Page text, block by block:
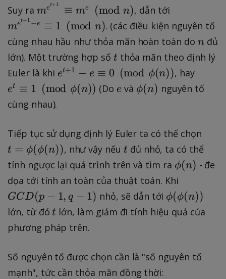
p
m
o
d
{
n
}
Suy ra m
^
{
e
^
{
+
}
\
e
q
ui
v
m
^
\
p
met+1 ≡ me (mod n), dẫn tới
^
{
e
^
{
t
}-
e
}
\
e
q
ui
v
p
met+1 −e ≡ 1 (mod n). (các điều kiện nguyên tố
cùng nhau hầu như thỏa mãn hoàn toàn do n
nđủ
lớn). Một trường hợp số t
t thỏa mãn theo định lý
Euler là khi e
^
1
}-
e
\
e
q
ui
v
\
p
et+1 − e ≡ 0 (mod ϕ(n)), hay
^
\
e
q
v
1
\
o
et ≡ 1 (mod ϕ(n)) (Do e
e và \
(
n
)
ϕ(n) nguyên tố
cùng nhau).
Tiếp tục sử dụng định lý Euler ta có thể chọn
=
p
i(
\
t = ϕ(ϕ(n)), như vậy nếu t
t đủ nhỏ, ta có thể
tính ngược lại quá trình trên và tìm ra \
p
h
i
(
ϕ(n) - đe
dọa tới tính an toàn của thuật toán. Khi
C
D
(
1,
GCD(p − 1, q − 1) nhỏ, sẽ dẫn tới \
p
\
ϕ(ϕ(n))
lớn, từ đót
t lớn, làm giảm đi tính hiệu quả của
phương pháp trên.
Số nguyên tố được chọn cần là "số nguyên tố
mạnh", tức cần thỏa mãn đồng thời: